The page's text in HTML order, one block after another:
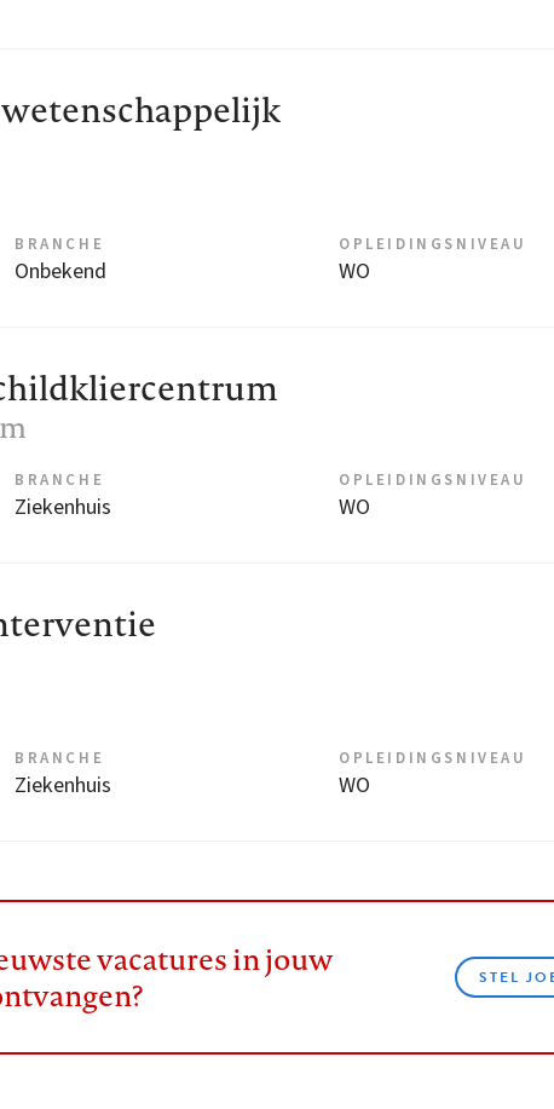
BRANCHE
Onbekend
OPLEIDINGSNIVEAU
WO
BRANCHE
Ziekenhuis
OPLEIDINGSNIVEAU
WO
BRANCHE
Ziekenhuis
OPLEIDINGSNIVEAU
WO
vacatures in jouw
STEL